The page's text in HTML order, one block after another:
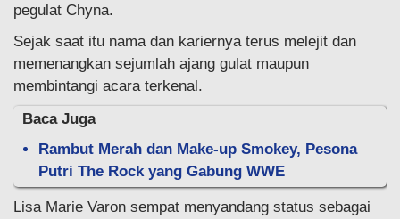
pegulat Chyna.
Sejak saat itu nama dan kariernya terus melejit dan
memenangkan sejumlah ajang gulat maupun
membintangi acara terkenal.
Baca Juga
Rambut Merah dan Make-up Smokey, Pesona
Putri The Rock yang Gabung WWE
Lisa Marie Varon sempat menyandang status sebagai